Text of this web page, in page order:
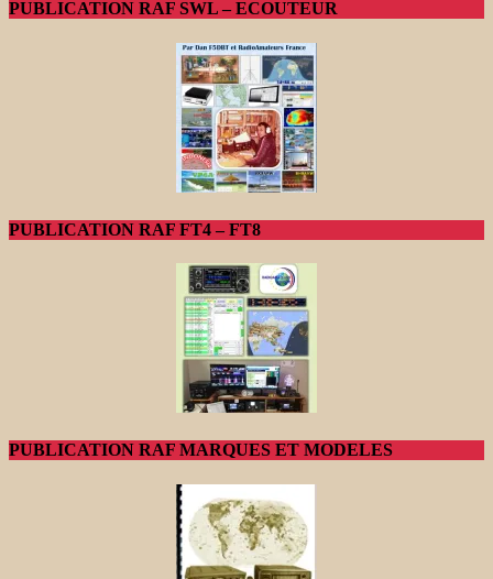
PUBLICATION RAF SWL – ECOUTEUR
PUBLICATION RAF FT4 – FT8
PUBLICATION RAF MARQUES ET MODELES